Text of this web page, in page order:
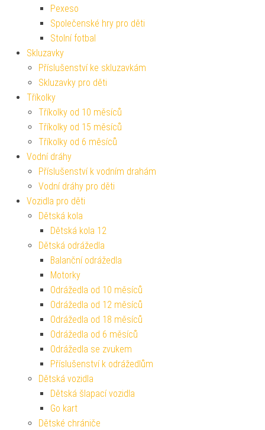
Pexeso
Společenské hry pro děti
Stolní fotbal
Skluzavky
Příslušenství ke skluzavkám
Skluzavky pro děti
Tříkolky
Tříkolky od 10 měsíců
Tříkolky od 15 měsíců
Tříkolky od 6 měsíců
Vodní dráhy
Příslušenství k vodním drahám
Vodní dráhy pro děti
Vozidla pro děti
Dětská kola
Dětská kola 12
Dětská odrážedla
Balanční odrážedla
Motorky
Odrážedla od 10 měsíců
Odrážedla od 12 měsíců
Odrážedla od 18 měsíců
Odrážedla od 6 měsíců
Odrážedla se zvukem
Příslušenství k odrážedlům
Dětská vozidla
Dětská šlapací vozidla
Go kart
Dětské chrániče